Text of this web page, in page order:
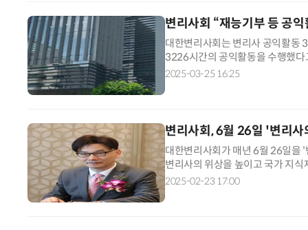
변리사회 “재능기부 등 공
대한변리사회는 변리사 공익활
3226시간의 공익활동을 수행했
에 비해 5배 늘어난 것이다. 직전
2025-03-25 16:25
변리사회, 6월 26일 '변리
대한변리사회가 매년 6월 26일을
변리사의 위상을 높이고 국가 지
울 서초구 양재 엘타워에서 '제64
2025-02-23 17:00